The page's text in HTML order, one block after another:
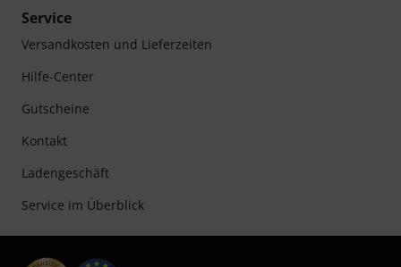
Service
Versandkosten und Lieferzeiten
Hilfe-Center
Gutscheine
Kontakt
Ladengeschäft
Service im Überblick